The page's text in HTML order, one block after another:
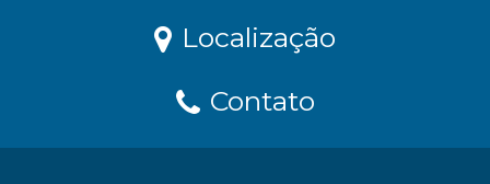
Localização
Contato